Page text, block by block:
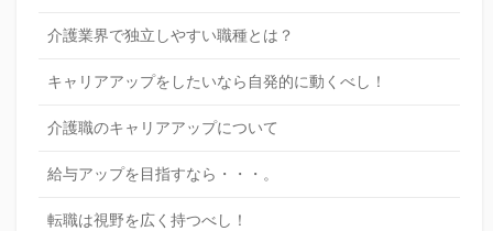
介護業界で独立しやすい職種とは？
キャリアアップをしたいなら自発的に動くべし！
介護職のキャリアアップについて
給与アップを目指すなら・・・。
転職は視野を広く持つべし！